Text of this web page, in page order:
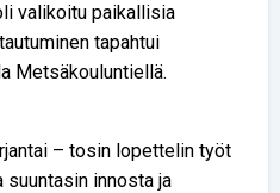
valikoitu paikallisia
tapahtui
Metsäkouluntiellä.
– tosin lopettelin työt
suuntasin innosta ja